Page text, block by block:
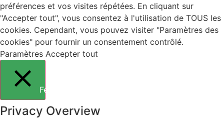
préférences et vos visites répétées. En cliquant sur
"Accepter tout", vous consentez à l'utilisation de TOUS les
cookies. Cependant, vous pouvez visiter "Paramètres des
cookies" pour fournir un consentement contrôlé.
Paramètres Accepter tout
Fermer
Privacy Overview